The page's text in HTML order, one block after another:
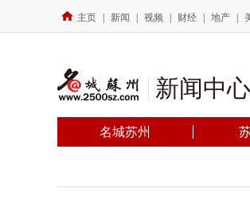
主页 新闻 视频 财经 地产
新闻中心
名城苏州